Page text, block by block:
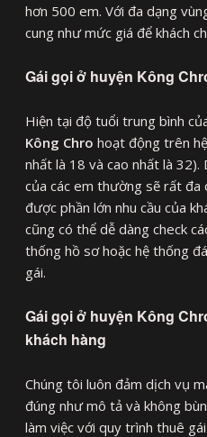
hơn 500 em. Với đa dạng
cung như mức giá để khách
Gái gọi ở huyện Kông
Hiện tại độ tuổi trung bình
Kông Chro hoạt động trên
nhất là 18 và cao nhất là
của các em thường sẽ rất đa
được phần lớn nhu cầu của
cũng có thể dễ dàng check
thống hồ sơ hoặc hệ thống
gái.
Gái gọi ở huyện Kông
khách hàng
Chúng tôi luôn đảm dịch vụ
đúng như mô tả và không
làm việc với quy trình thuê